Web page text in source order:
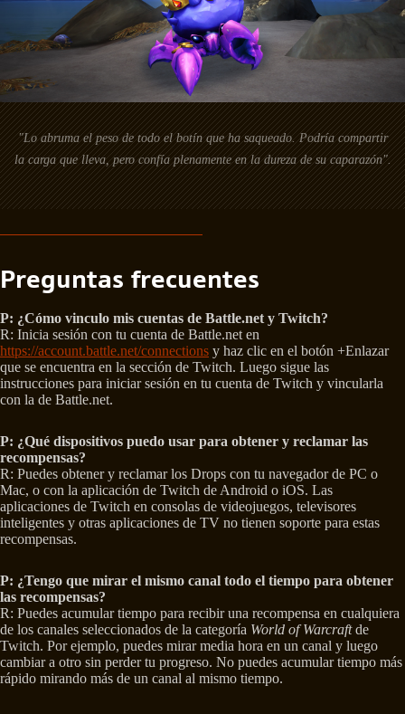
"Lo abruma el peso de todo el botín que ha saqueado. Podría compartir
la carga que lleva, pero confía plenamente en la dureza de su caparazón".
Preguntas frecuentes
P: ¿Cómo vinculo mis cuentas de Battle.net y Twitch?
R: Inicia sesión con tu cuenta de Battle.net en
https://account.battle.net/connections y haz clic en el botón +Enlazar
que se encuentra en la sección de Twitch. Luego sigue las
instrucciones para iniciar sesión en tu cuenta de Twitch y vincularla
con la de Battle.net.
P: ¿Qué dispositivos puedo usar para obtener y reclamar las
recompensas?
R: Puedes obtener y reclamar los Drops con tu navegador de PC o
Mac, o con la aplicación de Twitch de Android o iOS. Las
aplicaciones de Twitch en consolas de videojuegos, televisores
inteligentes y otras aplicaciones de TV no tienen soporte para estas
recompensas.
P: ¿Tengo que mirar el mismo canal todo el tiempo para obtener
las recompensas?
R: Puedes acumular tiempo para recibir una recompensa en cualquiera
de los canales seleccionados de la categoría World of Warcraftde
Twitch. Por ejemplo, puedes mirar media hora en un canal y luego
cambiar a otro sin perder tu progreso. No puedes acumular tiempo más
rápido mirando más de un canal al mismo tiempo.